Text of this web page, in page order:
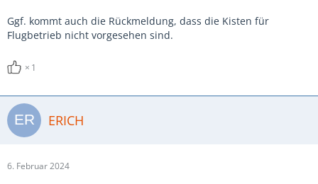
Ggf. kommt auch die Rückmeldung, dass die Kisten für
Flugbetrieb nicht vorgesehen sind.
1
ERICH
6. Februar 2024